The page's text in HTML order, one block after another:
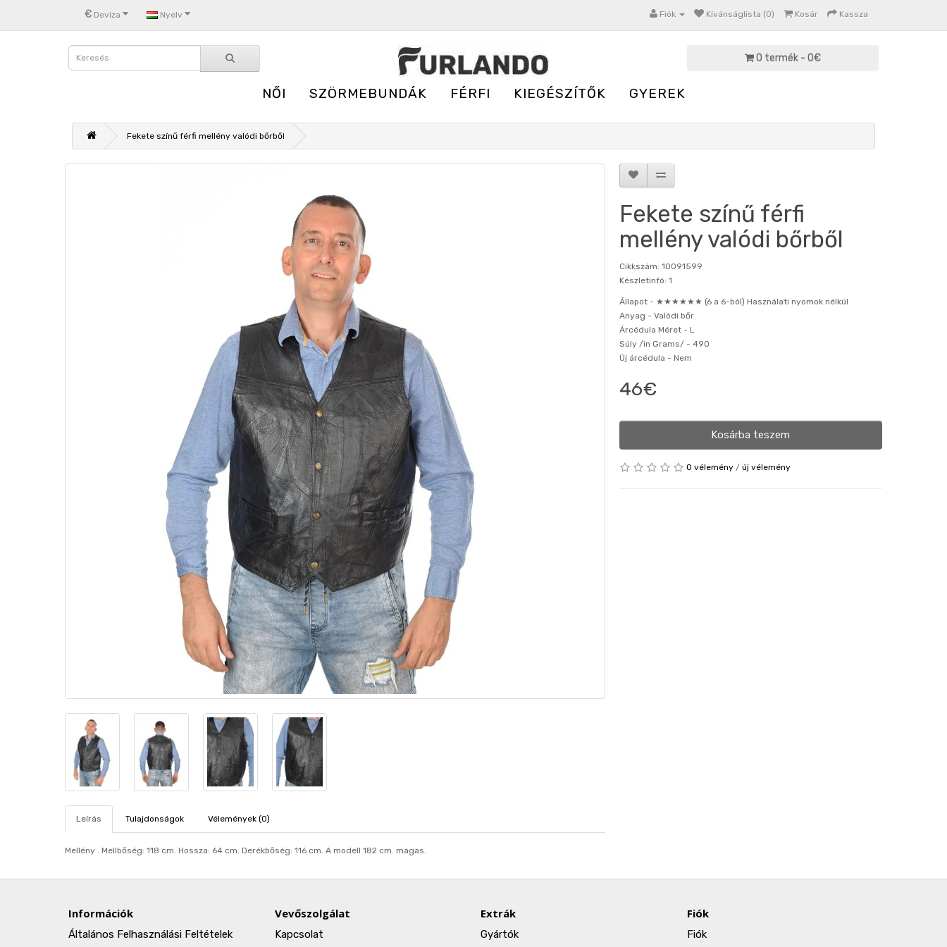
€ Deviza Nyelv Fiók Kívánságlista (0) Kosár Kassza
0 termék - 0€
NŐI SZÖRMEBUNDÁK FÉRFI KIEGÉSZÍTŐK GYEREK
Fekete színű férfi mellény valódi bőrből
Leírás Tulajdonságok Vélemények (0)
Mellény . Mellbőség: 118 cm. Hosszа: 64 cm. Derékbőség: 116 cm. A modell 182 cm. magas.
Fekete színű férfi
mellény valódi bőrből
Cikkszám: 10091599
Készletinfó: 1
Állapot - ★★★★★★ (6 a 6-ból) Használati nyomok nélkül
Anyag - Valódi bőr
Árcédula Méret - L
Súly /in Grams/ - 490
Új árcédula - Nem
46€
Kosárba teszem
0 vélemény/ új vélemény
Információk
Általános Felhasználási Feltételek
Vevőszolgálat
Kapcsolat
Extrák
Gyártók
Fiók
Fiók